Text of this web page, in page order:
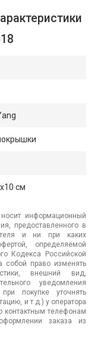
см
информационный
предоставленного в
и ни при каких
определяемой
Кодекса Российской
собой право изменять
внешний вид,
уведомления
покупке уточнять
и т.д.) у оператора
контактным телефонам
заказа из